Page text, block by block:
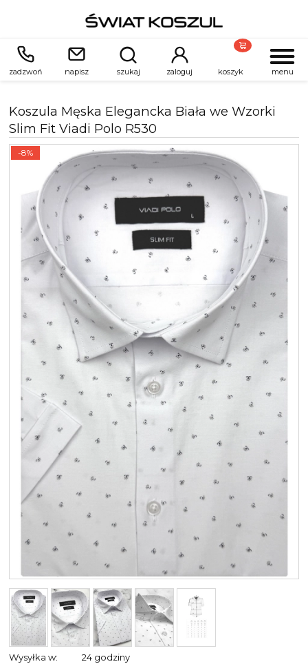
menu
zadzwoń napisz szukaj zaloguj koszyk
Koszula Męska Elegancka Biała we Wzorki
Slim Fit Viadi Polo R530
-8%
Wysyłka w:
24 godziny